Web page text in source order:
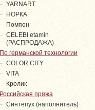
YARNART
НОРКА
Помпон
СELEBI etamin
(РАСПРОДАЖА)
По германской технологии
COLOR CITY
VITA
Кролик
Российская пряжа
Синтепух (наполнитель)